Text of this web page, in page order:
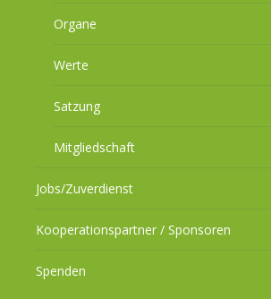
Organe
Werte
Satzung
Mitgliedschaft
Jobs/Zuverdienst
Kooperationspartner / Sponsoren
Spenden